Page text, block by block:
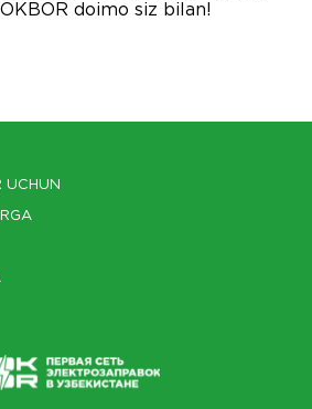
doimo siz bilan!
UCHUN